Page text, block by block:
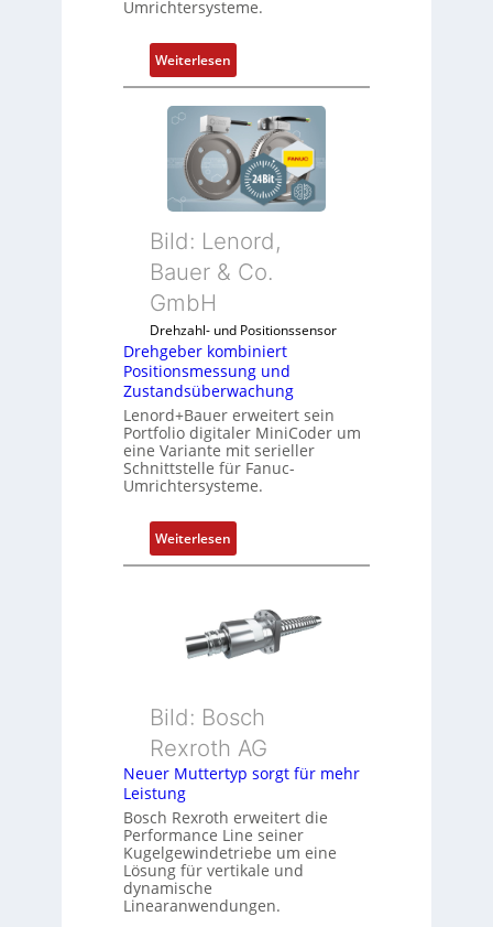
Umrichtersysteme.
Weiterlesen:
D
r
e
h
g
e
e
m
b
i
i
e
r
P
o
s
i
o
m
s
u
n
g
n
Bild: Lenord,
Bauer & Co.
GmbH
Drehzahl- und Positionssensor
Drehgeber kombiniert
Positionsmessung und
Zustandsüberwachung
Lenord+Bauer erweitert sein
Portfolio digitaler MiniCoder um
eine Variante mit serieller
Schnittstelle für Fanuc-
Umrichtersysteme.
Weiterlesen:
D
h
g
e
k
m
b
i
i
Bild: Bosch
Rexroth AG
Neuer Muttertyp sorgt für mehr
Leistung
Bosch Rexroth erweitert die
Performance Line seiner
Kugelgewindetriebe um eine
Lösung für vertikale und
dynamische
Linearanwendungen.